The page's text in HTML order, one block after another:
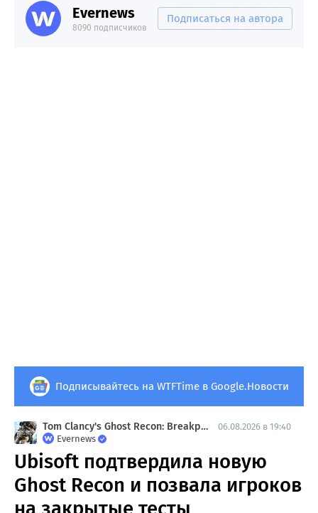
Evernews
8090 подписчиков
Подписаться на автора
Подписывайтесь на WTFTime в Google.Новости
Tom Clancy's Ghost Recon: Breakpoint
06.08.2026 в 19:40
Evernews
Ubisoft подтвердила новую
Ghost Recon и позвала игроков